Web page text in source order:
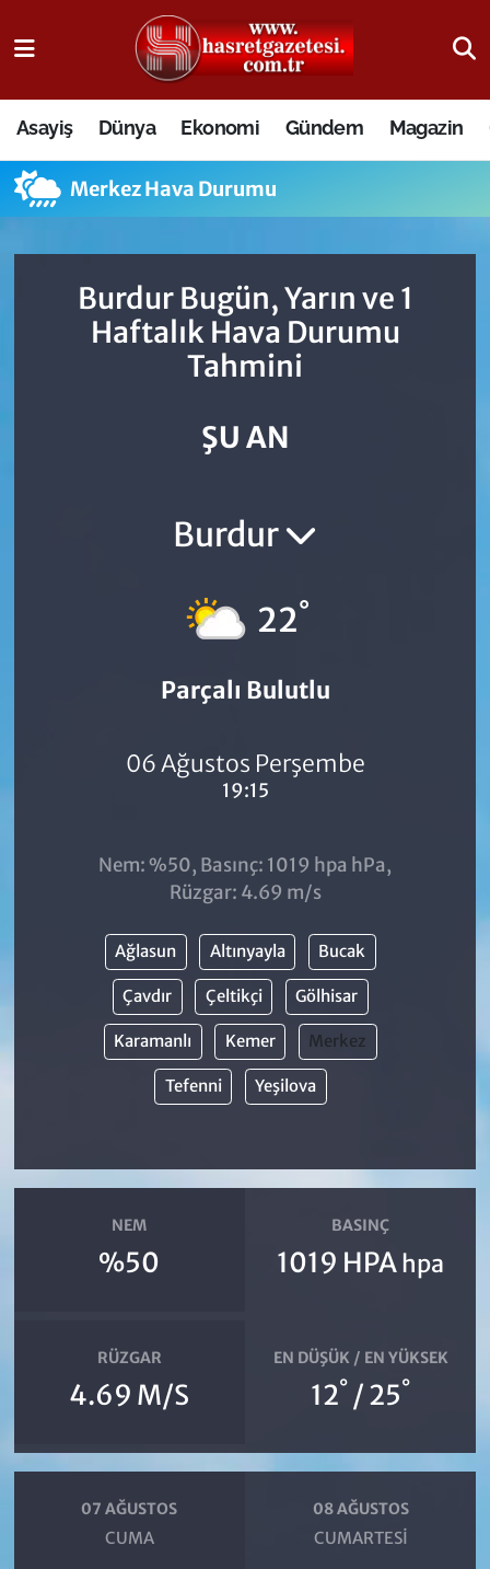
Asayiş Dünya Ekonomi Gündem Magazin
Merkez Hava Durumu
Burdur Bugün, Yarın ve 1
Haftalık Hava Durumu
Tahmini
ŞU AN
Burdur
22°
Parçalı Bulutlu
06 Ağustos Perşembe
19:15
Nem: %50, Basınç: 1019 hpa hPa,
Rüzgar: 4.69 m/s
Ağlasun Altınyayla Bucak
Çavdır Çeltikçi Gölhisar
Karamanlı Kemer Merkez
Tefenni Yeşilova
NEM
%50
BASINÇ
1019 HPA hpa
RÜZGAR
4.69 M/S
EN DÜŞÜK / EN YÜKSEK
12° / 25°
07 AĞUSTOS
CUMA
08 AĞUSTOS
CUMARTESI
Osmaniye Nöbetçi Eczaneler
Osmaniye Hava Durumu
Osmaniye Trafik Yoğunluk Haritası
Süper Lig Puan Durumu ve Fikstür
Tüm Manşetler
Son Dakika Haberleri